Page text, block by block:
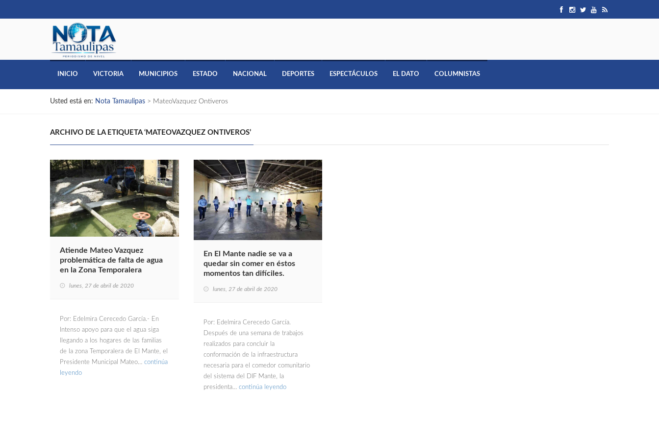
INICIO VICTORIA MUNICIPIOS ESTADO NACIONAL DEPORTES ESPECTÁCULOS EL DATO COLUMNISTAS
Usted está en: Nota Tamaulipas > MateoVazquez Ontiveros
ARCHIVO DE LA ETIQUETA ‘MATEOVAZQUEZ ONTIVEROS’
Atiende Mateo Vazquez
problemática de falta de agua
en la Zona Temporalera
lunes, 27 de abril de 2020
Por: Edelmira Cerecedo García.- En
Intenso apoyo para que el agua siga
llegando a los hogares de las familias
de la zona Temporalera de El Mante, el
Presidente Municipal Mateo… continúa
leyendo
En El Mante nadie se va a
quedar sin comer en éstos
momentos tan difíciles.
lunes, 27 de abril de 2020
Por: Edelmira Cerecedo García.
Después de una semana de trabajos
realizados para concluir la
conformación de la infraestructura
necesaria para el comedor comunitario
del sistema del DIF Mante, la
presidenta… continúa leyendo